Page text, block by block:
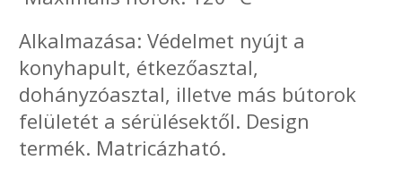
Alkalmazása: Védelmet nyújt a
konyhapult, étkezőasztal,
dohányzóasztal, illetve más bútorok
felületét a sérülésektől. Design
termék. Matricázható.